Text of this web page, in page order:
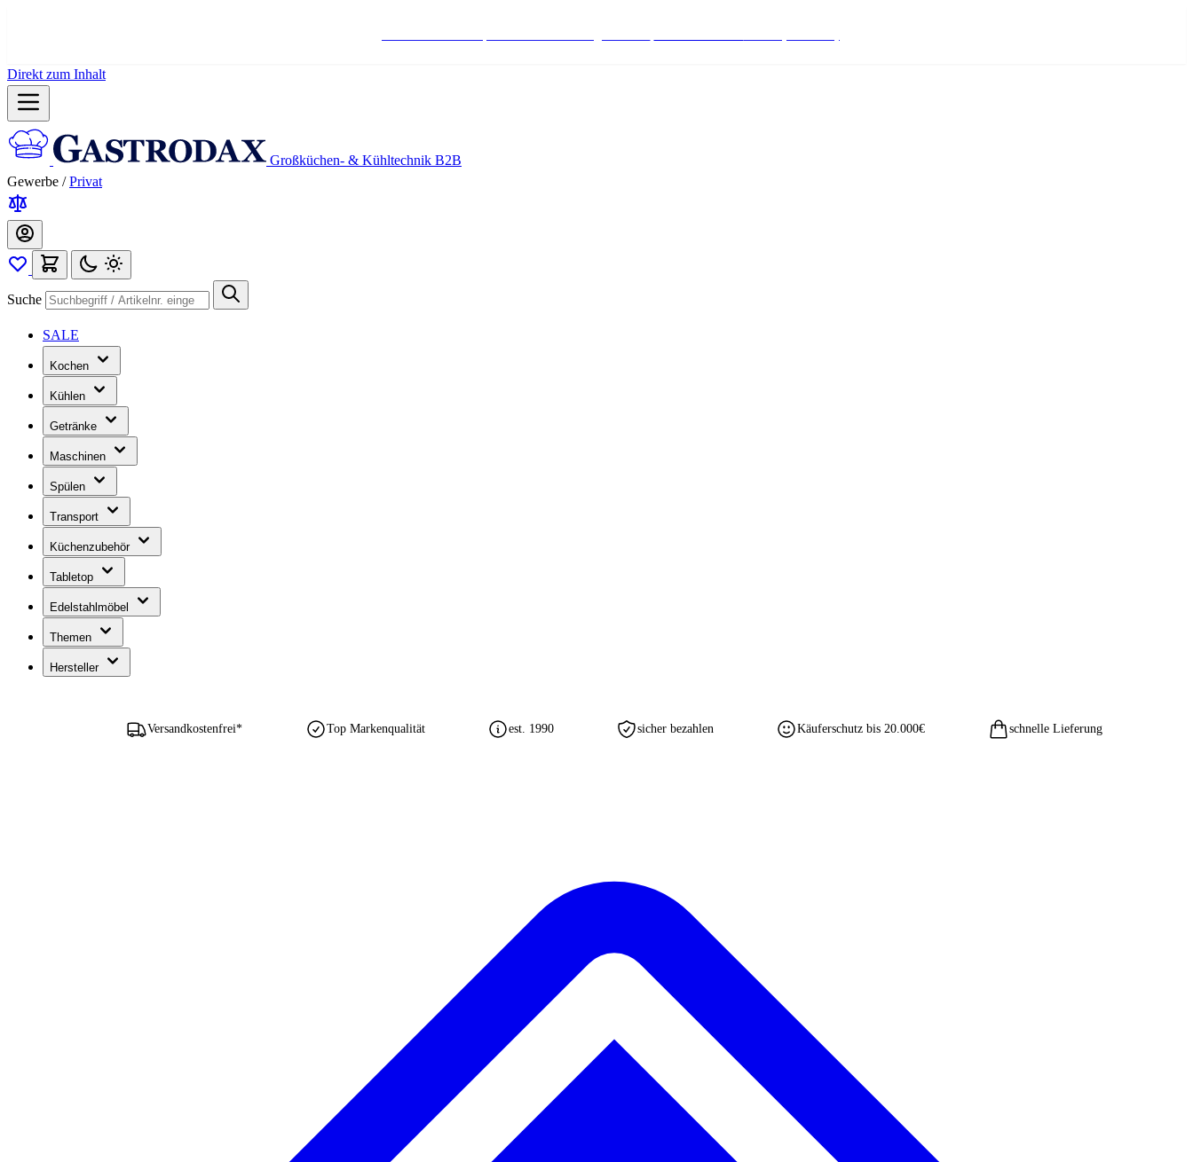
Direkt zum Inhalt
Großküchen- & Kühltechnik B2B
Gewerbe / Privat
Suche
SALE
Kochen
Kühlen
Getränke
Maschinen
Spülen
Transport
Küchenzubehör
Tabletop
Edelstahlmöbel
Themen
Hersteller
Versandkostenfrei* Top Markenqualität est. 1990 sicher bezahlen Käuferschutz bis 20.000€ schnelle Lieferung